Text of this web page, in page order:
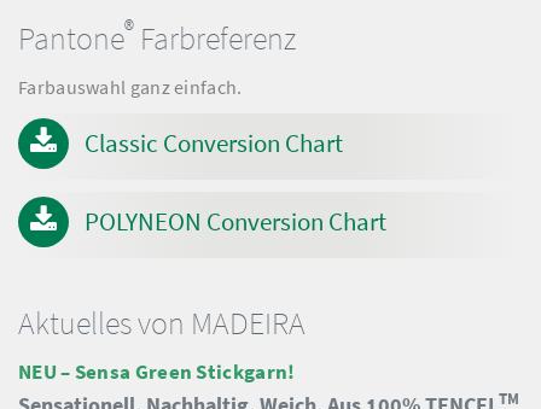
Pantone® Farbreferenz
Farbauswahl ganz einfach.
Classic Conversion Chart
POLYNEON Conversion Chart
Aktuelles von MADEIRA
NEU – Sensa Green Stickgarn!
TM